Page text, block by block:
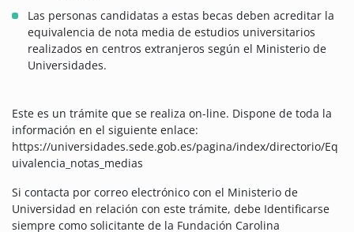
Las personas candidatas a estas becas deben acreditar la
equivalencia de nota media de estudios universitarios
realizados en centros extranjeros según el Ministerio de
Universidades.
Este es un trámite que se realiza on-line. Dispone de toda la
información en el siguiente enlace:
https://universidades.sede.gob.es/pagina/index/directorio/Eq
uivalencia_notas_medias
Si contacta por correo electrónico con el Ministerio de
Universidad en relación con este trámite, debe Identificarse
siempre como solicitante de la Fundación Carolina